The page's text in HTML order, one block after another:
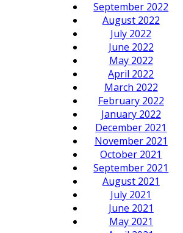
September 2022
August 2022
July 2022
June 2022
May 2022
April 2022
March 2022
February 2022
January 2022
December 2021
November 2021
October 2021
September 2021
August 2021
July 2021
June 2021
May 2021